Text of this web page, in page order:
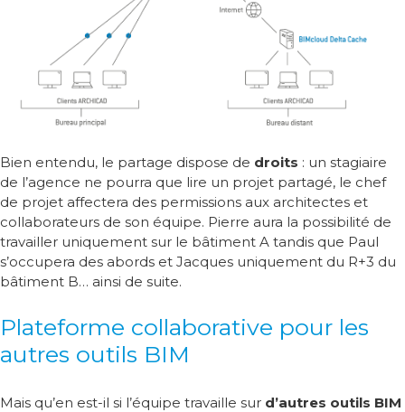
Bien entendu, le partage dispose de droits : un stagiaire
de l’agence ne pourra que lire un projet partagé, le chef
de projet affectera des permissions aux architectes et
collaborateurs de son équipe. Pierre aura la possibilité de
travailler uniquement sur le bâtiment A tandis que Paul
s’occupera des abords et Jacques uniquement du R+3 du
bâtiment B… ainsi de suite.
Plateforme collaborative pour les
autres outils BIM
Mais qu’en est-il si l’équipe travaille sur d’autres outils BIM